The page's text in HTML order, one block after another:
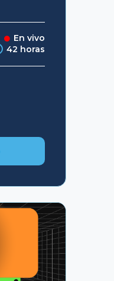
En vivo
42 horas